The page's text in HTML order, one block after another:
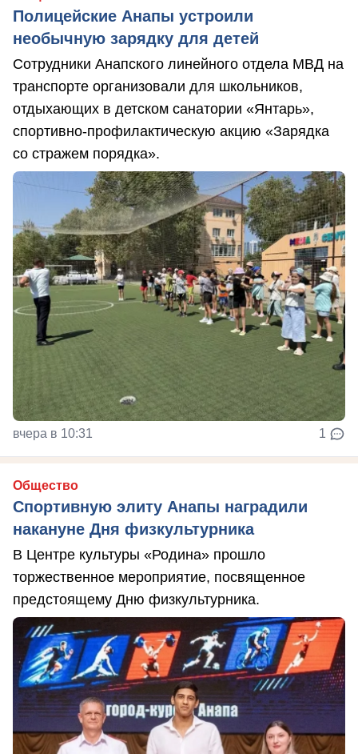
Полицейские Анапы устроили
необычную зарядку для детей
Сотрудники Анапского линейного отдела МВД на
транспорте организовали для школьников,
отдыхающих в детском санатории «Янтарь»,
спортивно-профилактическую акцию «Зарядка
со стражем порядка».
вчера в 10:31 1
Общество
Спортивную элиту Анапы наградили
накануне Дня физкультурника
В Центре культуры «Родина» прошло
торжественное мероприятие, посвященное
предстоящему Дню физкультурника.